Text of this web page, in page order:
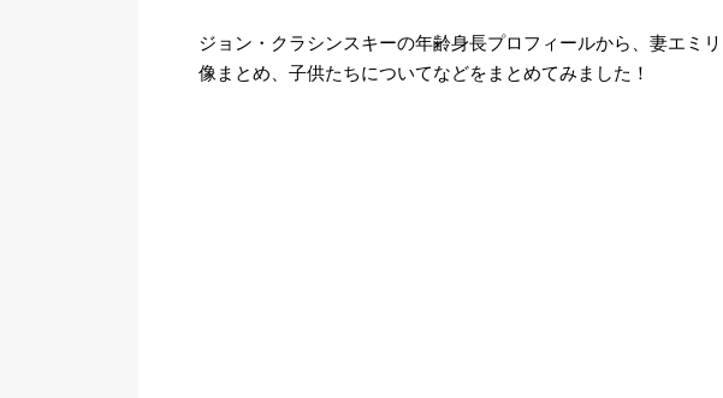
ジョン・クラシンスキーの年齢身長プロフィールから、妻エミ
像まとめ、子供たちについてなどをまとめてみました！